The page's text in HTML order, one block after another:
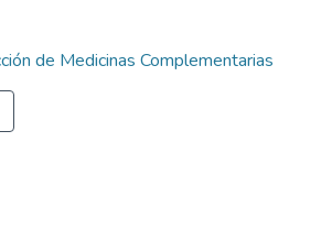
de Medicinas Complementarias